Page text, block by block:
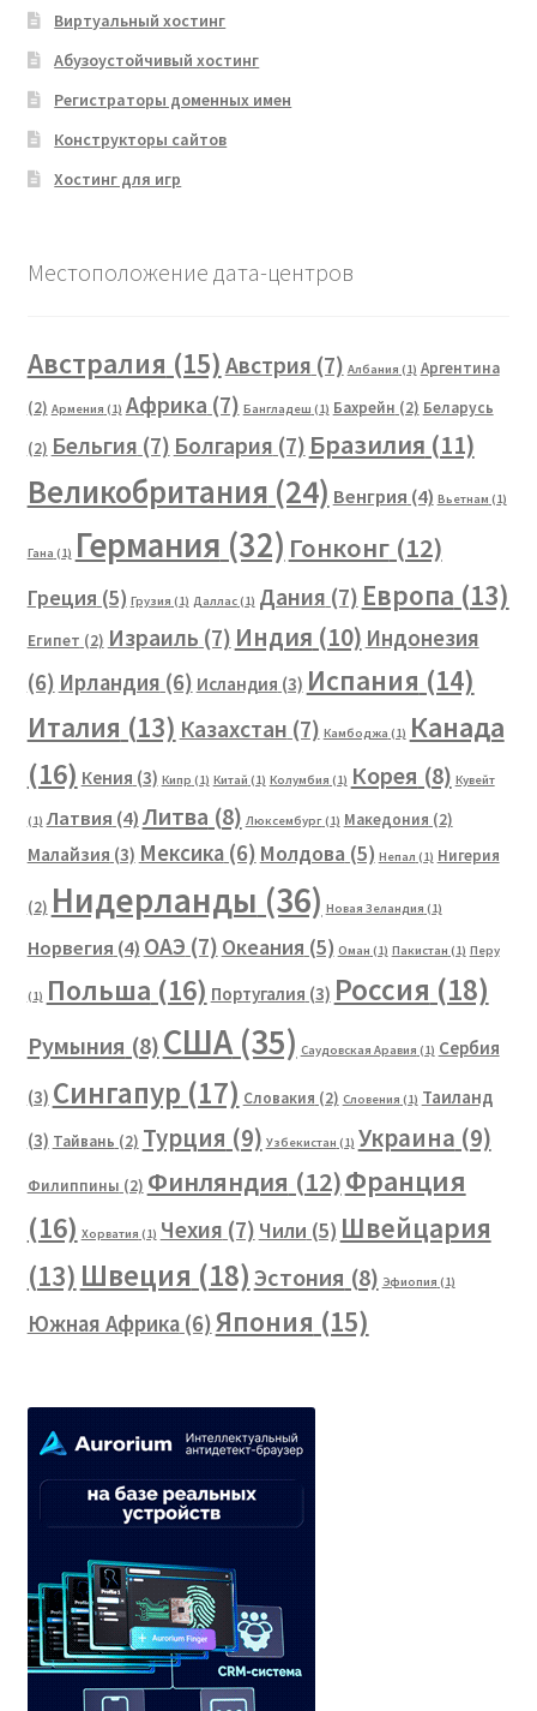
Виртуальный хостинг
Абузоустойчивый хостинг
Регистраторы доменных имен
Конструкторы сайтов
Хостинг для игр
Местоположение дата-центров
Австралия (15) Австрия (7) Албания (1) Аргентина
(2) Армения (1) Африка (7) Бангладеш (1) Бахрейн (2) Беларусь
(2) Бельгия (7) Болгария (7) Бразилия (11)
Великобритания (24) Венгрия (4) Вьетнам (1)
Гана (1) Германия (32) Гонконг(12)
Греция (5) Грузия (1) Даллас(1) Дания (7) Европа (13)
Египет (2) Израиль (7) Индия (10) Индонезия
(6) Ирландия (6) Исландия (3) Испания (14)
Италия (13) Казахстан (7) Камбоджа (1) Канада
(16) Кения (3) Кипр (1) Китай (1) Колумбия (1) Корея (8) Кувейт
(1) Латвия (4)Литва (8) Люксембург(1) Македония (2)
Малайзия (3) Мексика(6) Молдова (5) Непал (1) Нигерия
(2) Нидерланды (36) Новая Зеландия (1)
Норвегия (4) ОАЭ (7) Океания (5) Оман (1) Пакистан (1) Перу
(1) Польша (16) Португалия (3) Россия (18)
Румыния (8)США(35) Саудовская Аравия (1) Сербия
(3) Сингапур (17) Словакия (2) Словения (1) Таиланд
(3) Тайвань (2) Турция (9) Узбекистан (1) Украина (9)
Филиппины (2) Финляндия (12)Франция
(16) Хорватия (1) Чехия (7) Чили (5) Швейцария
(13) Швеция (18)Эстония (8) Эфиопия (1)
Южная Африка(6)Япония (15)